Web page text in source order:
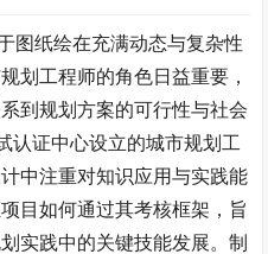
图纸绘在充满动态与复杂性
划工程师的角色日益重要，
到规划方案的可行性与社会
认证中心设立的城市规划工
中注重对知识应用与实践能
目如何通过其考核框架，旨
实践中的关键技能发展。制